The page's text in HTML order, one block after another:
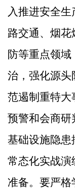
入推进安全生
路交通、烟
防等重点领域
治，强化源头
范遏制重特大
预警和会商研
基础设施隐患
常态化实战演
准备。 要严格